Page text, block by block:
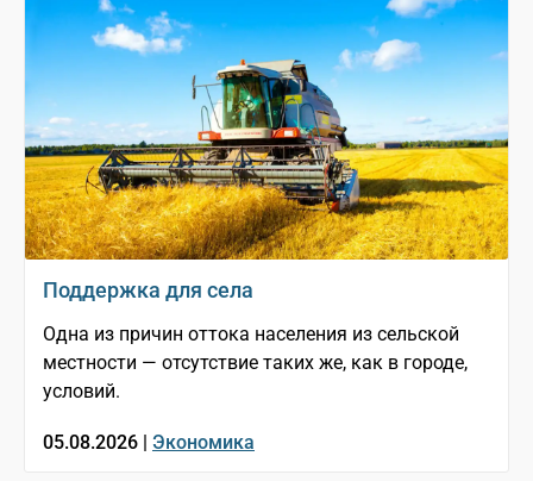
Поддержка для села
Одна из причин оттока населения из сельской
местности — отсутствие таких же, как в городе,
условий.
05.08.2026 | Экономика